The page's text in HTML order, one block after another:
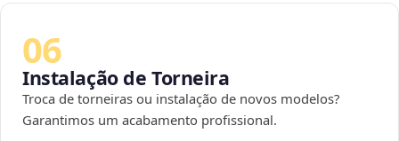
06
Instalação de Torneira
Troca de torneiras ou instalação de novos modelos?
Garantimos um acabamento profissional.